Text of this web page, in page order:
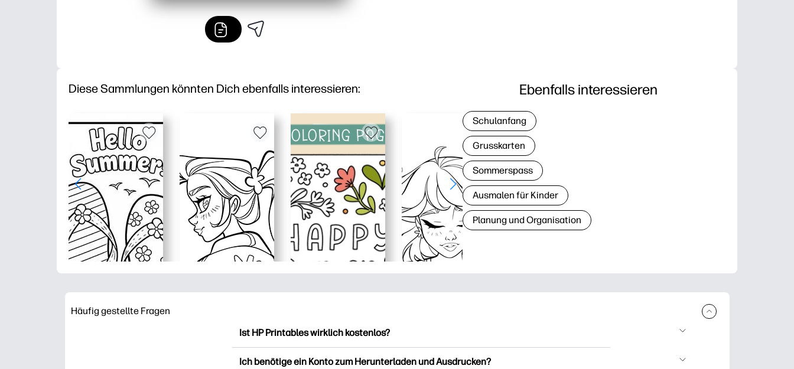
Diese Sammlungen könnten Dich ebenfalls interessieren: Ebenfalls interessieren
Schulanfang
Grusskarten
Sommerspass
Ausmalen für Kinder
Planung und Organisation
Häufig gestellte Fragen
Ist HP Printables wirklich kostenlos?
Ich benötige ein Konto zum Herunterladen und Ausdrucken?